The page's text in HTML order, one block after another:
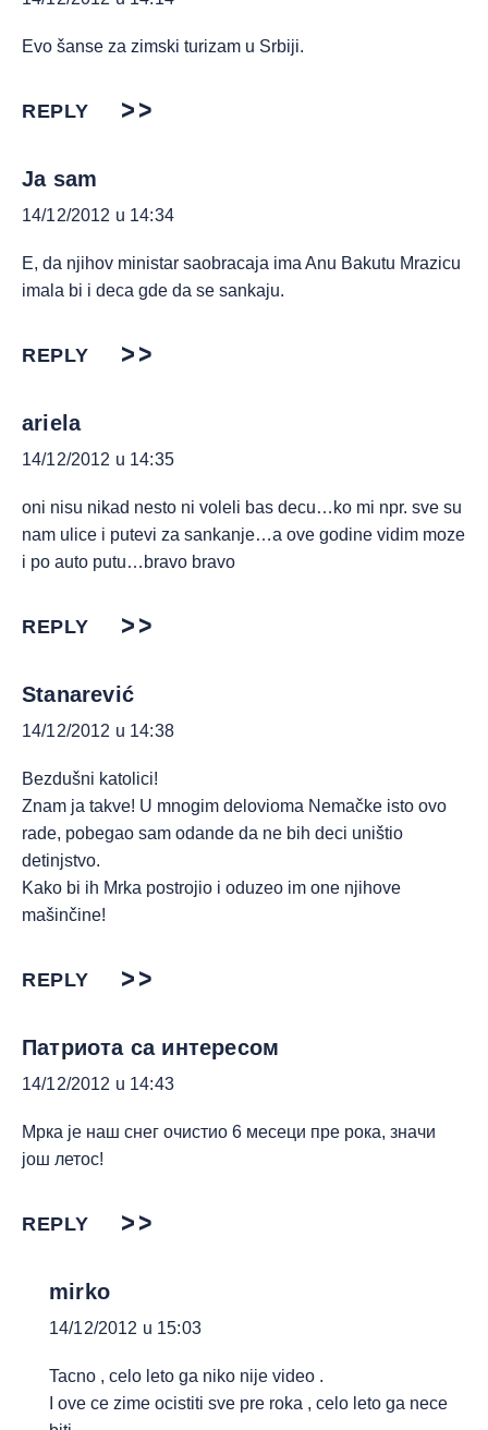
Evo šanse za zimski turizam u Srbiji.
REPLY
Ja sam
14/12/2012 u 14:34
E, da njihov ministar saobracaja ima Anu Bakutu Mrazicu
imala bi i deca gde da se sankaju.
REPLY
ariela
14/12/2012 u 14:35
oni nisu nikad nesto ni voleli bas decu…ko mi npr. sve su
nam ulice i putevi za sankanje…a ove godine vidim moze
i po auto putu…bravo bravo
REPLY
Stanarević
14/12/2012 u 14:38
Bezdušni katolici!
Znam ja takve! U mnogim delovioma Nemačke isto ovo
rade, pobegao sam odande da ne bih deci uništio
detinjstvo.
Kako bi ih Mrka postrojio i oduzeo im one njihove
mašinčine!
REPLY
Патриота са интересом
14/12/2012 u 14:43
Мрка је наш снег очистио 6 месеци пре рока, значи
још летос!
REPLY
mirko
14/12/2012 u 15:03
Tacno , celo leto ga niko nije video .
I ove ce zime ocistiti sve pre roka , celo leto ga nece